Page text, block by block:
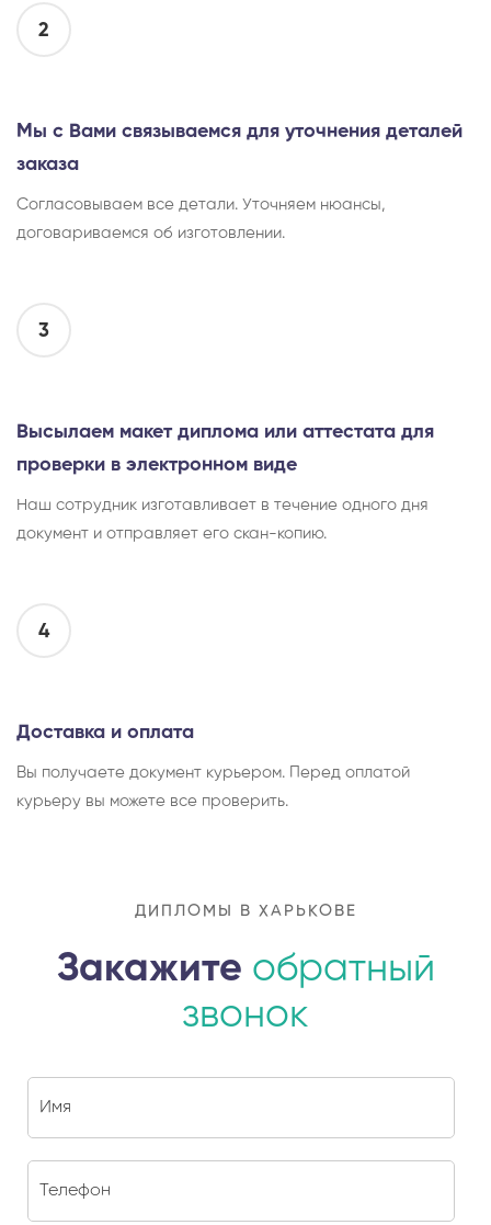
2
Мы с Вами связываемся для уточнения деталей
заказа
Согласовываем все детали. Уточняем нюансы,
договариваемся об изготовлении.
3
Высылаем макет диплома или аттестата для
проверки в электронном виде
Наш сотрудник изготавливает в течение одного дня
документ и отправляет его скан-копию.
4
Доставка и оплата
Вы получаете документ курьером. Перед оплатой
курьеру вы можете все проверить.
ДИПЛОМЫ В ХАРЬКОВЕ
Закажите обратный
звонок